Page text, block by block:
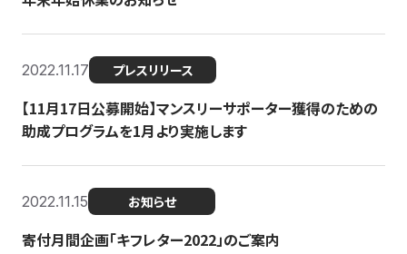
2022.11.17 プレスリリース
【11月17日公募開始】マンスリーサポーター獲得のための
助成プログラムを1月より実施します
2022.11.15 お知らせ
寄付月間企画「キフレター2022」のご案内